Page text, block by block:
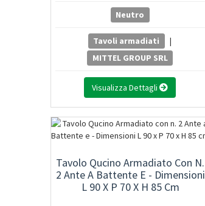
Neutro
Tavoli armadiati
|
MITTEL GROUP SRL
Visualizza Dettagli
Tavolo Qucino Armadiato Con N.
2 Ante A Battente E - Dimensioni
L 90 X P 70 X H 85 Cm